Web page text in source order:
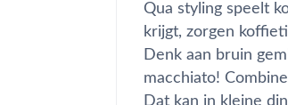
Qua styling speelt
krijgt, zorgen
Denk aan bruin
macchiato!
Dat kan in kleine